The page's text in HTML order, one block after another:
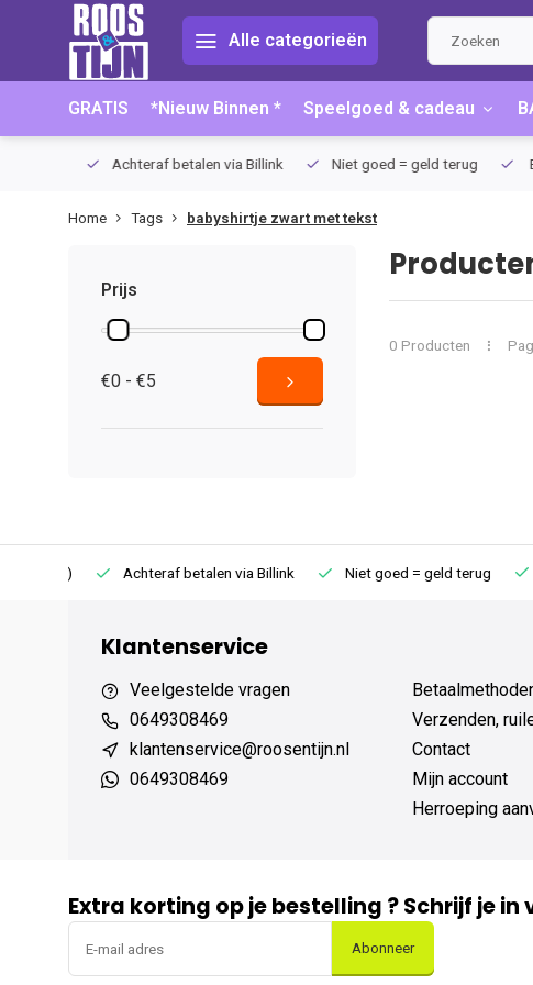
Alle categorieën
GRATIS *Nieuw Binnen * Speelgoed & cadeau
Achteraf betalen via Billink Niet goed = geld terug
Home Tags babyshirtje zwart met tekst
Prijs
€0 - €5
0 Producten
Achteraf betalen via Billink Niet goed = geld terug
Klantenservice
Veelgestelde vragen
0649308469
klantenservice@roosentijn.nl
0649308469
Verzenden,
Contact
Mijn account
Herroeping
Extra korting op je bestelling ? Schrijf je in
Abonneer